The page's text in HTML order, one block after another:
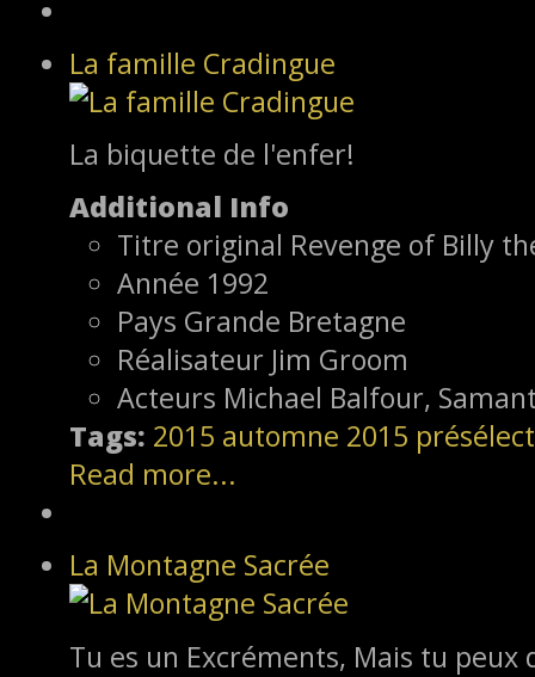
La famille Cradingue
La biquette de l'enfer!
Additional Info
Titre original Revenge of Billy
Année 1992
Pays Grande Bretagne
Réalisateur Jim Groom
Acteurs Michael Balfour,
Tags: 2015 automne 2015
Read more...
La Montagne Sacrée
Tu es un Excréments, Mais tu peux